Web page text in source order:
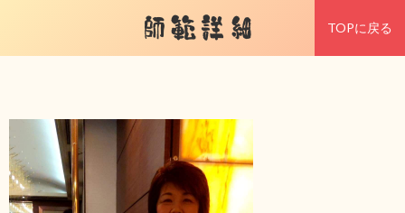
師範詳細 TOPに戻る